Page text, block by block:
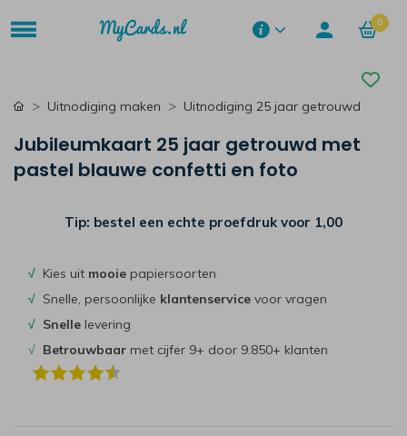
0
Uitnodiging maken Uitnodiging 25 jaar getrouwd
Jubileumkaart 25 jaar getrouwd met
pastel blauwe confetti en foto
Tip: bestel een echte proefdruk voor 1,00
√ Kies uit mooie papiersoorten
√ Snelle, persoonlijke klantenservice voor vragen
√ Snelle levering
√ Betrouwbaar met cijfer 9+ door 9.850+ klanten